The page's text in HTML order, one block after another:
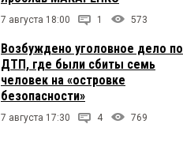
7 августа 18:00 1 573
Возбуждено уголовное дело по
ДТП, где были сбиты семь
человек на «островке
безопасности»
7 августа 17:30 4 769